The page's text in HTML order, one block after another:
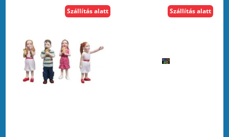
Szállítás alatt Szállítás alatt